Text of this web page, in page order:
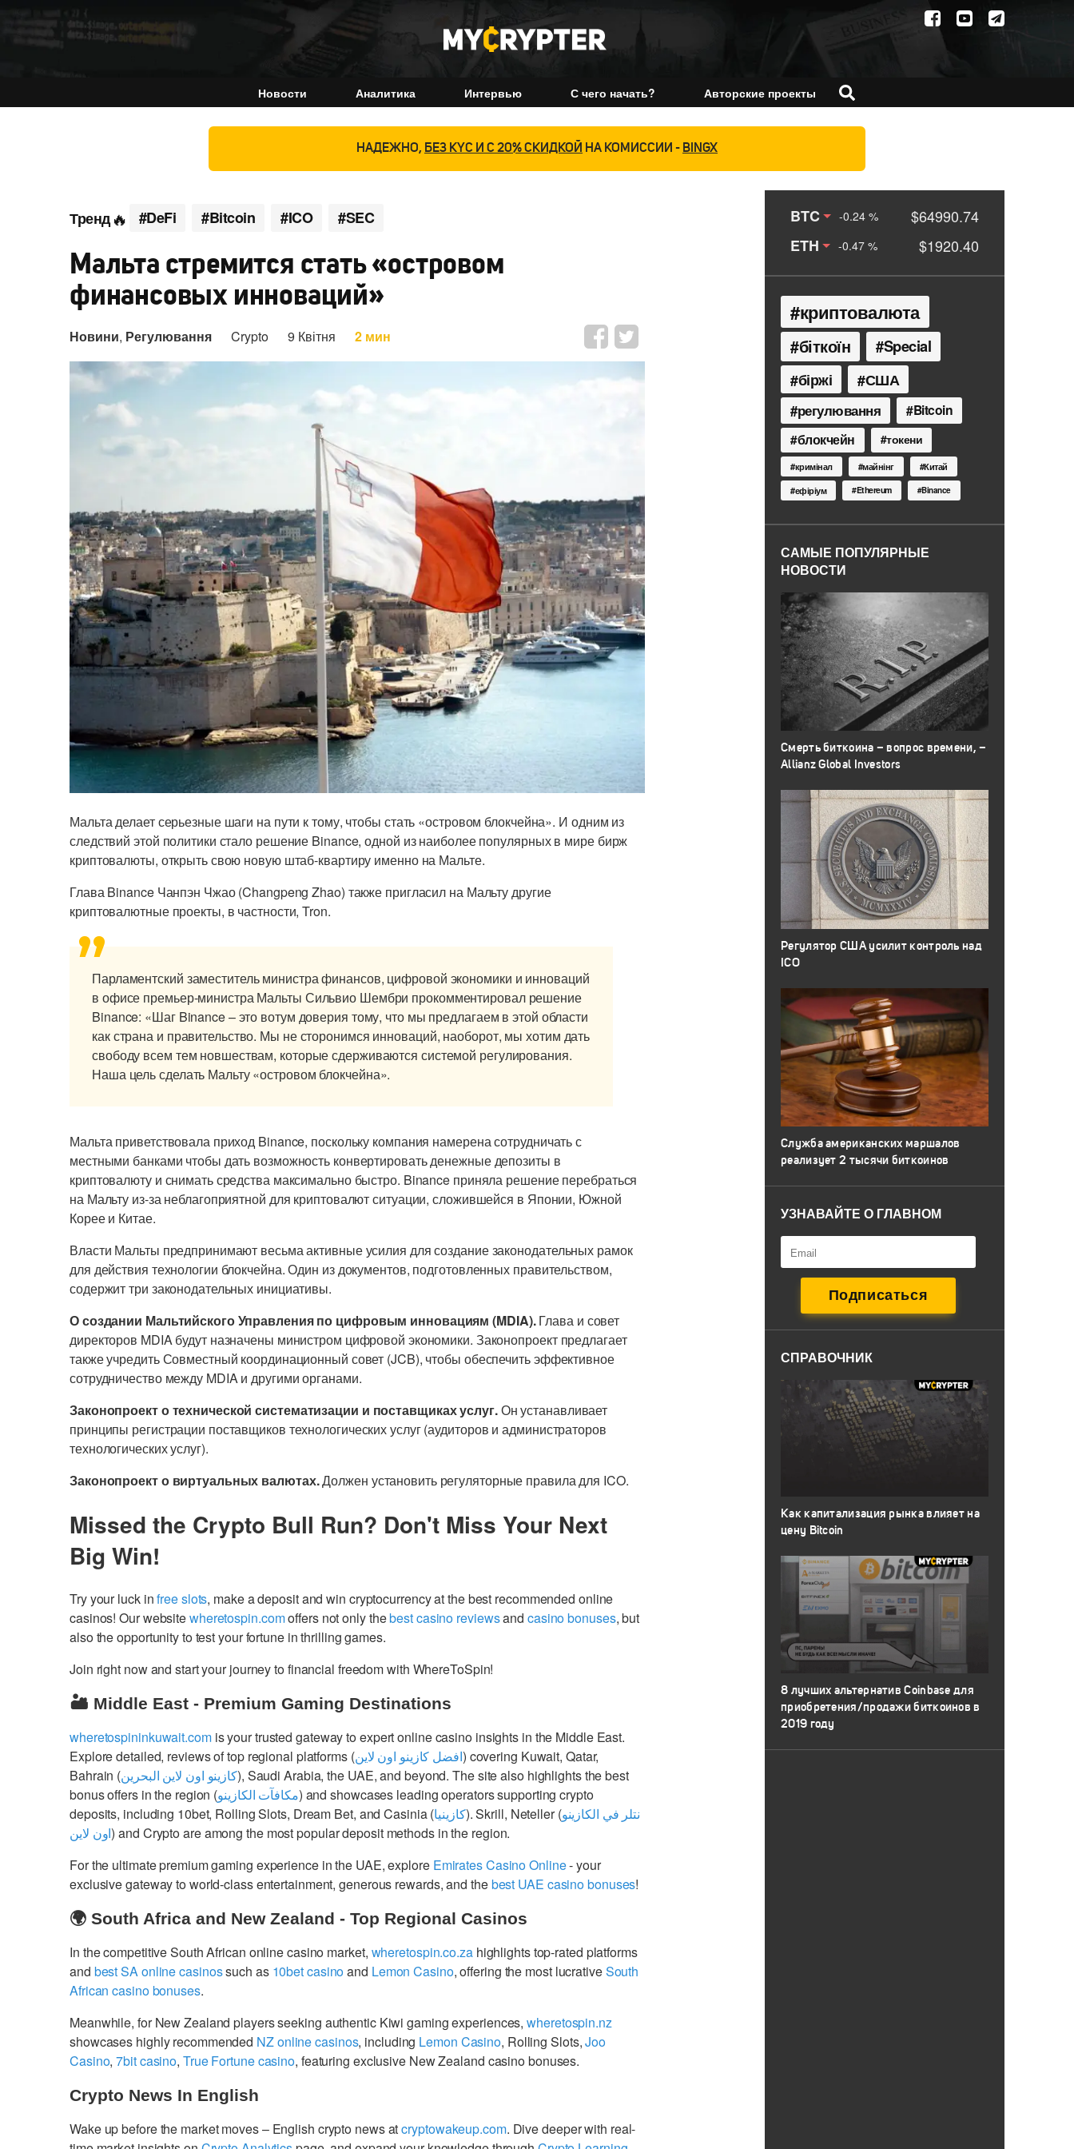
Новости Аналитика Интервью С чего начать? Авторские проекты
НАДЕЖНО, БЕЗ KYC И С 20% СКИДКОЙ НА КОМИССИИ - BINGX
Тренд #DeFi #Bitcoin #ICO #SEC
Мальта стремится стать «островом
финансовых инноваций»
Новини, Регулювання Crypto 9 Квітня 2 мин
Мальта делает серьезные шаги на пути к тому, чтобы стать «островом блокчейна». И одним из
следствий этой политики стало решение Binance, одной из наиболее популярных в мире бирж
криптовалюты, открыть свою новую штаб-квартиру именно на Мальте.
Глава Binance Чанпэн Чжао (Changpeng Zhao) также пригласил на Мальту другие
криптовалютные проекты, в частности, Tron.
Парламентский заместитель министра финансов, цифровой экономики и инноваций
в офисе премьер-министра Мальты Сильвио Шембри прокомментировал решение
Binance: «Шаг Binance – это вотум доверия тому, что мы предлагаем в этой области
как страна и правительство. Мы не сторонимся инноваций, наоборот, мы хотим дать
свободу всем тем новшествам, которые сдерживаются системой регулирования.
Наша цель сделать Мальту «островом блокчейна».
Мальта приветствовала приход Binance, поскольку компания намерена сотрудничать с
местными банками чтобы дать возможность конвертировать денежные депозиты в
криптовалюту и снимать средства максимально быстро. Binance приняла решение перебраться
на Мальту из-за неблагоприятной для криптовалют ситуации, сложившейся в Японии, Южной
Корее и Китае.
Власти Мальты предпринимают весьма активные усилия для создание законодательных рамок
для действия технологии блокчейна. Один из документов, подготовленных правительством,
содержит три законодательных инициативы.
О создании Мальтийского Управления по цифровым инновациям (MDIA).Глава и совет
директоров MDIA будут назначены министром цифровой экономики. Законопроект предлагает
также учредить Совместный координационный совет (JCB), чтобы обеспечить эффективное
сотрудничество между MDIA и другими органами.
Законопроект о технической систематизации и поставщиках услуг.Он устанавливает
принципы регистрации поставщиков технологических услуг (аудиторов и администраторов
технологических услуг).
Законопроект о виртуальных валютах.Должен установить регуляторные правила для ICO.
Missed the Crypto Bull Run? Don't Miss Your Next
Big Win!
Try your luck infree slots, make a deposit and win cryptocurrency at the best recommended online
casinos! Our websitewheretospin.comoffers not only thebest casino reviewsand casino bonuses, but
also the opportunity to test your fortune in thrilling games.
Join right now and start your journey to financial freedom with WhereToSpin!
🏜️ Middle East - Premium Gaming Destinations
wheretospininkuwait.comis your trusted gateway to expert online casino insights in the Middle East.
Explore detailed, reviews of top regional platforms (افضل كازينو اون لاين) covering Kuwait, Qatar,
Bahrain (كازينو اون لاين البحرين), Saudi Arabia, the UAE, and beyond. The site also highlights the best
bonus offers in the region (مكافآت الكازينو) and showcases leading operators supporting crypto
deposits, including 10bet, Rolling Slots, Dream Bet, and Casinia (كازينيا). Skrill, Neteller (نتلر في الكازينو
اون لاين) and Crypto are among the most popular deposit methods in the region.
For the ultimate premium gaming experience in the UAE, explore Emirates Casino Online- your
exclusive gateway to world-class entertainment, generous rewards, and thebest UAE casino bonuses!
🌍 South Africa and New Zealand - Top Regional Casinos
In the competitive South African online casino market, wheretospin.co.zahighlights top-rated platforms
and best SA online casinossuch as 10bet casinoand Lemon Casino, offering the most lucrativeSouth
African casino bonuses.
Meanwhile, for New Zealand players seeking authentic Kiwi gaming experiences,wheretospin.nz
showcases highly recommended NZ online casinos, including Lemon Casino, Rolling Slots,Joo
Casino,7bit casino, True Fortune casino, featuring exclusive New Zealand casino bonuses.
Crypto News In English
Wake up before the market moves – English crypto news atcryptowakeup.com. Dive deeper with real-
BTC -0.24 %
$64990.74
ETH
-0.47 % $1920.40
криптовалюта
біткоїн Special
біржі США
регулювання Bitcoin
блокчейн токени
кримінал майнінг
Китай
ефіріум
Ethereum Binance
САМЫЕ ПОПУЛЯРНЫЕ
НОВОСТИ
Смерть биткоина – вопрос времени, –
Allianz Global Investors
Регулятор США усилит контроль над
ICO
Служба американских маршалов
реализует 2 тысячи биткоинов
УЗНАВАЙТЕ О ГЛАВНОМ
СПРАВОЧНИК
Как капитализация рынка влияет на
цену Bitcoin
8 лучших альтернатив Coinbase для
приобретения/продажи биткоинов в
2019 году